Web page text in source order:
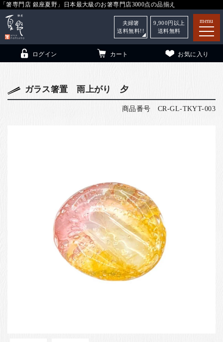
「箸専門店 銀座夏野」日本最大級のお箸専門店3000点の品揃え
menu
法人・飲食店のお客様
ログイン カート お気に入り
夫婦箸
送料無料!!
9,900 円以上
送料無料
ガラス箸置 雨上がり 夕
商品番号 CR-GL-TKYT-003